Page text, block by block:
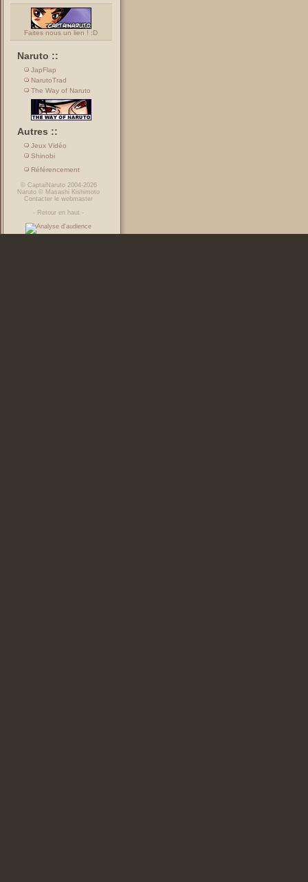
Faites nous un lien ! :D
Naruto ::
JapFlap
NarutoTrad
The Way of Naruto
Autres ::
Jeux Vidéo
Shinobi
Référencement
© CaptaiNaruto2004-2026
Naruto © Masashi Kishimoto
Contacter le webmaster
- Retour en haut -